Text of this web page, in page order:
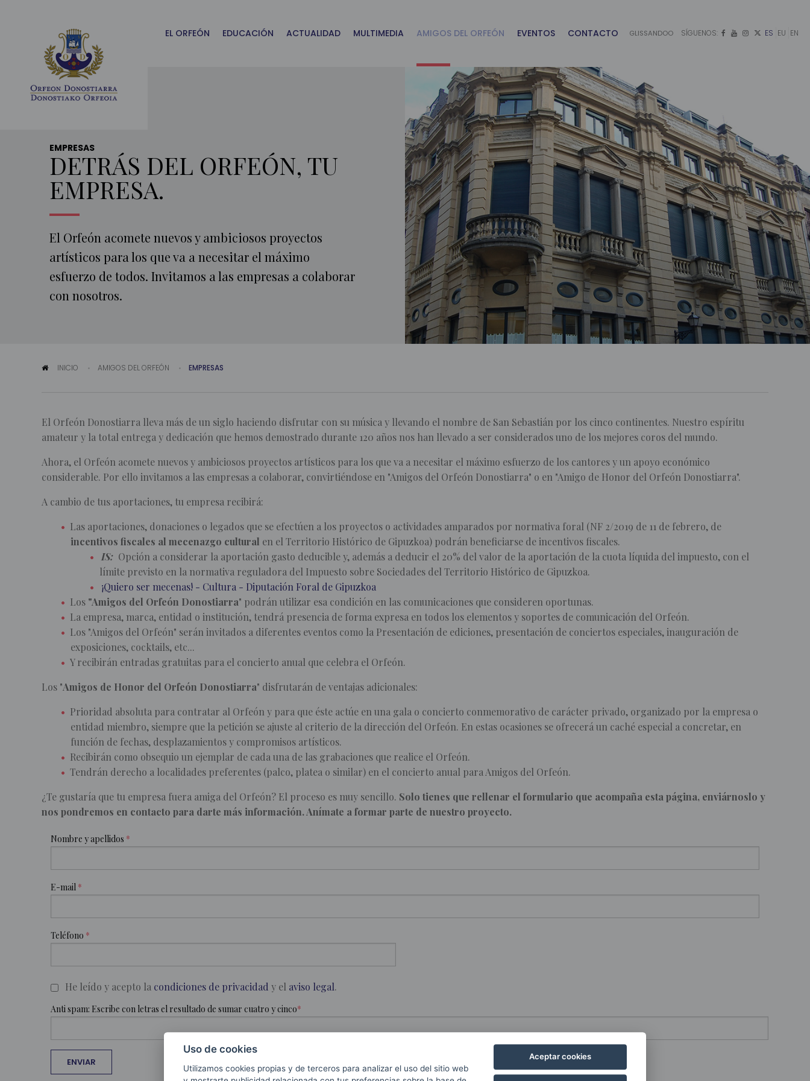
ES
EL ORFEÓN EDUCACIÓN ACTUALIDAD MULTIMEDIA AMIGOS DEL ORFEÓN EVENTOS CONTACTO GLISSANDOO SÍGUENOS:    ES EU EN
EMPRESAS
DETRÁS DEL ORFEÓN, TU
EMPRESA.
El Orfeón acomete nuevos y ambiciosos proyectos
artísticos para los que va a necesitar el máximo
esfuerzo de todos. Invitamos a las empresas a colaborar
con nosotros.
INICIO AMIGOS DEL ORFEÓN EMPRESAS
El Orfeón Donostiarra lleva más de un siglo haciendo disfrutar con su música y llevando el nombre de San Sebastián por los cinco continentes. Nuestro espíritu
amateur y la total entrega y dedicación que hemos demostrado durante 120 años nos han llevado a ser considerados uno de los mejores coros del mundo.
Ahora, el Orfeón acomete nuevos y ambiciosos proyectos artísticos para los que va a necesitar el máximo esfuerzo de los cantores y un apoyo económico
considerable. Por ello invitamos a las empresas a colaborar, convirtiéndose en "Amigos del Orfeón Donostiarra" o en "Amigo de Honor del Orfeón Donostiarra".
A cambio de tus aportaciones, tu empresa recibirá:
Las aportaciones, donaciones o legados que se efectúen a los proyectos o actividades amparados por normativa foral (NF 2/2019 de 11 de febrero, de
incentivos fiscales al mecenazgo cultural en el Territorio Histórico de Gipuzkoa) podrán beneficiarse de incentivos fiscales.
IS: Opción a considerar la aportación gasto deducible y, además a deducir el 20% del valor de la aportación de la cuota líquida del impuesto, con el
límite previsto en la normativa reguladora del Impuesto sobre Sociedades del Territorio Histórico de Gipuzkoa.
¡Quiero ser mecenas! - Cultura - Diputación Foral de Gipuzkoa
Los "Amigos del Orfeón Donostiarra" podrán utilizar esa condición en las comunicaciones que consideren oportunas.
La empresa, marca, entidad o institución, tendrá presencia de forma expresa en todos los elementos y soportes de comunicación del Orfeón.
Los "Amigos del Orfeón" serán invitados a diferentes eventos como la Presentación de ediciones, presentación de conciertos especiales, inauguración de
exposiciones, cocktails, etc...
Y recibirán entradas gratuitas para el concierto anual que celebra el Orfeón.
Los "Amigos de Honor del Orfeón Donostiarra" disfrutarán de ventajas adicionales:
Prioridad absoluta para contratar al Orfeón y para que éste actúe en una gala o concierto conmemorativo de carácter privado, organizado por la empresa o
entidad miembro, siempre que la petición se ajuste al criterio de la dirección del Orfeón. En estas ocasiones se ofrecerá un caché especial a concretar, en
función de fechas, desplazamientos y compromisos artísticos.
Recibirán como obsequio un ejemplar de cada una de las grabaciones que realice el Orfeón.
Tendrán derecho a localidades preferentes (palco, platea o similar) en el concierto anual para Amigos del Orfeón.
¿Te gustaría que tu empresa fuera amiga del Orfeón? El proceso es muy sencillo. Solo tienes que rellenar el formulario que acompaña esta página, enviárnoslo y
nos pondremos en contacto para darte más información. Anímate a formar parte de nuestro proyecto.
Nombre y apellidos
E-mail
Teléfono
Claúsulas
He leído y acepto la condiciones de privacidad y el aviso legal.
Anti spam: Escribe con letras el resultado de sumar cuatro y cinco
Uso de cookies
Utilizamos cookies propias y de terceros para analizar el uso del sitio web
Aceptar cookies